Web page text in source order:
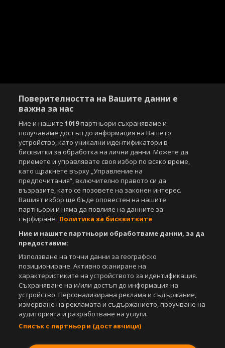
Поверителността на Вашите данни е
важна за нас
Ние и нашите1019партньори съхраняваме и
получаваме достъп до информация на Вашето
устройство, като уникални идентификатори в
бисквитки за обработка на лични данни. Можете да
приемете и управлявате своя избор по всяко време,
като щракнете върху „Управление на
предпочитания“, включително правото си да
възразите, като се позовете на законен интерес.
Вашият избор ще бъде оповестен на нашите
партньори и няма да повлияе на данните за
сърфиране. Политика за бисквитките
Ние и нашите партньори обработваме данни, за да
предоставим:
Използване на точни данни за географско
позициониране. Активно сканиране на
характеристиките на устройството за идентификация.
Съхраняване на и/или достъп до информация на
устройство. Персонализирана реклама и съдържание,
измерване на рекламата и съдържанието, проучване на
аудиторията и разработване на услуги.
Списък с партньори (доставчици)